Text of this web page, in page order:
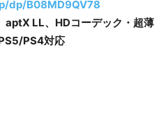
dp/B08MD9QV78
aptX LL、HDコーデック・超薄
PS4対応